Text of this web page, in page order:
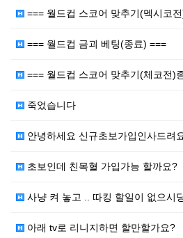
=== 월드컵 스코어 맞추기(멕시코
=== 월드컵 금괴 베팅(종료) ===
=== 월드컵 스코어 맞추기(체코전)
죽었습니다
안녕하세요 신규초보가입인사드려
초보인데 친목혈 가입가능 할까요?
사냥 켜 놓고 .. 따킹 할일이 없으시
아래 tv로 리니지하면 할만할가요?